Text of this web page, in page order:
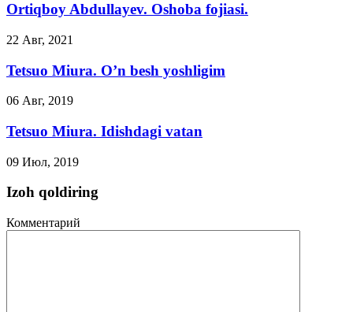
Ortiqboy Abdullayev. Oshoba fojiasi.
22 Авг, 2021
Tetsuo Miura. O’n besh yoshligim
06 Авг, 2019
Tetsuo Miura. Idishdagi vatan
09 Июл, 2019
Izoh qoldiring
Комментарий